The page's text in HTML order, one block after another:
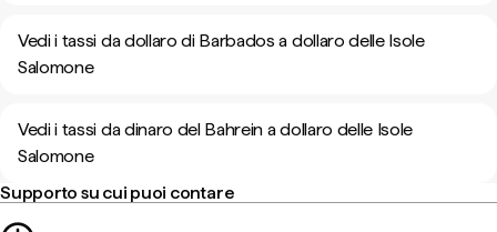
Vedi i tassi da dollaro di Barbados a dollaro delle Isole
Salomone
Vedi i tassi da dinaro del Bahrein a dollaro delle Isole
Salomone
Supporto su cui puoi contare